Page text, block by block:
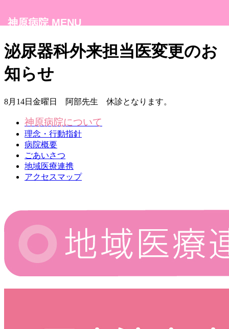
泌尿器科外来担当医変更のお
知らせ
8月14日金曜日 阿部先生 休診となります。
神原病院について
理念・行動指針
病院概要
ごあいさつ
地域医療連携
アクセスマップ
神原病院 MENU